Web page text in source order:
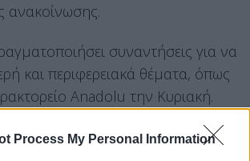
Process My Personal Information
ανακοίνωσης.
συναντήσεις για να
και περιφερειακά θέματα, όπως
Anadolu την Κυριακή.
of H.E. Hakan Fidan, Minister of
the Republic of Türkiye, to the USA